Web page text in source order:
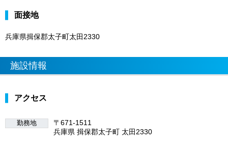
面接地
兵庫県揖保郡太子町太田2330
施設情報
アクセス
勤務地
〒671-1511
兵庫県 揖保郡太子町 太田2330